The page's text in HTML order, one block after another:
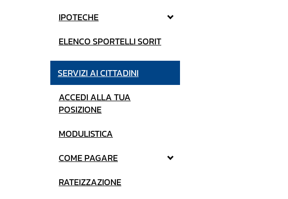
IPOTECHE
ELENCO SPORTELLI SORIT
SERVIZI AI CITTADINI
ACCEDI ALLA TUA
POSIZIONE
MODULISTICA
COME PAGARE
RATEIZZAZIONE